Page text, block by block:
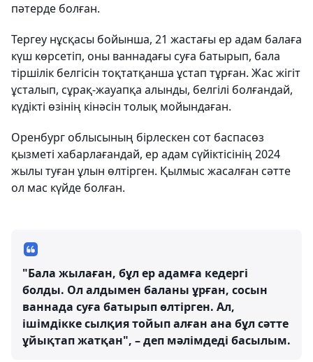
пәтерде болған.
Тергеу нұсқасы бойынша, 21 жастағы ер адам балаға
күш көрсетіп, оны ваннадағы суға батырып, бала
тіршілік белгісін тоқтатқанша ұстап тұрған. Жас жігіт
ұсталып, сұрақ-жауапқа алынды, белгілі болғандай,
күдікті өзінің кінәсін толық мойындаған.
Оренбург облысының бірлескен сот баспасөз
қызметі хабарлағандай, ер адам сүйіктісінің 2024
жылы туған ұлын өлтірген. Қылмыс жасалған сәтте
ол мас күйде болған.
"Бала жылаған, бұл ер адамға кедергі
болды. Ол алдымен баланы ұрған, сосын
ваннада суға батырып өлтірген. Ал,
ішімдікке сылқия тойып алған ана бұл сәтте
ұйықтап жатқан", – деп мәлімдеді басылым.